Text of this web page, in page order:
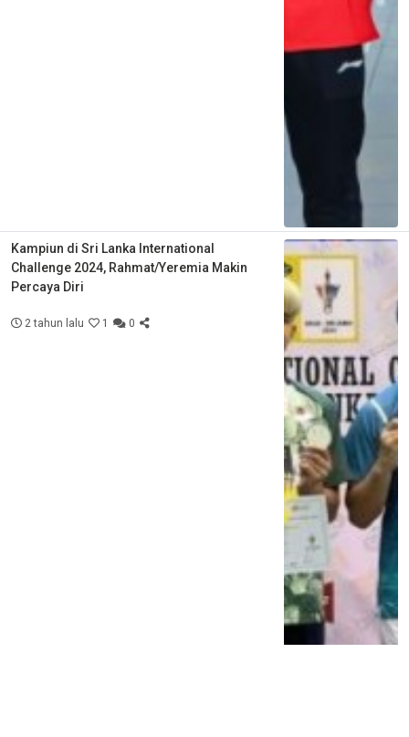
Kampiun di Sri Lanka International
Challenge 2024, Rahmat/Yeremia Makin
Percaya Diri
2 tahun lalu 1 0